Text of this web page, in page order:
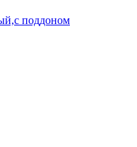
поддоном